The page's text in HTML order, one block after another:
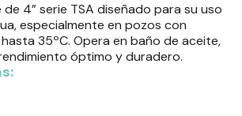
4” serie TSA diseñado para su uso
especialmente en pozos con
35ºC. Opera en baño de aceite,
óptimo y duradero.